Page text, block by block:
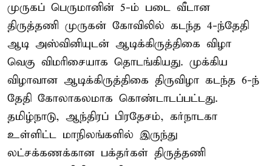
முருகப் பெருமானின் 5-ம் படை வீடான
திருத்தணி முருகன் கோவிலில் கடந்த 4-ந்தேதி
ஆடி அஸ்வினியுடன் ஆடிக்கிருத்திகை விழா
வெகு விமரிசையாக தொடங்கியது. முக்கிய
விழாவான ஆடிக்கிருத்திகை திருவிழா கடந்த 6-ந்
தேதி கோலாகலமாக கொண்டாடப்பட்டது.
தமிழ்நாடு, ஆந்திரப் பிரதேசம், கர்நாடகா
உள்ளிட்ட மாநிலங்களில் இருந்து
லட்சக்கணக்கான பக்தர்கள் திருத்தணி